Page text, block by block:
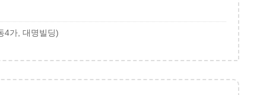
4가, 대명빌딩)